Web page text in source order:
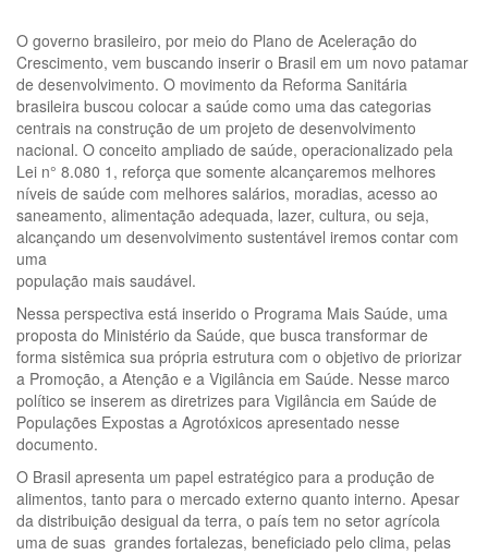
O governo brasileiro, por meio do Plano de Aceleração do
Crescimento, vem buscando inserir o Brasil em um novo patamar
de desenvolvimento. O movimento da Reforma Sanitária
brasileira buscou colocar a saúde como uma das categorias
centrais na construção de um projeto de desenvolvimento
nacional. O conceito ampliado de saúde, operacionalizado pela
Lei n° 8.080 1, reforça que somente alcançaremos melhores
níveis de saúde com melhores salários, moradias, acesso ao
saneamento, alimentação adequada, lazer, cultura, ou seja,
alcançando um desenvolvimento sustentável iremos contar com
uma
população mais saudável.
Nessa perspectiva está inserido o Programa Mais Saúde, uma
proposta do Ministério da Saúde, que busca transformar de
forma sistêmica sua própria estrutura com o objetivo de priorizar
a Promoção, a Atenção e a Vigilância em Saúde. Nesse marco
político se inserem as diretrizes para Vigilância em Saúde de
Populações Expostas a Agrotóxicos apresentado nesse
documento.
O Brasil apresenta um papel estratégico para a produção de
alimentos, tanto para o mercado externo quanto interno. Apesar
da distribuição desigual da terra, o país tem no setor agrícola
uma de suas grandes fortalezas, beneficiado pelo clima, pelas